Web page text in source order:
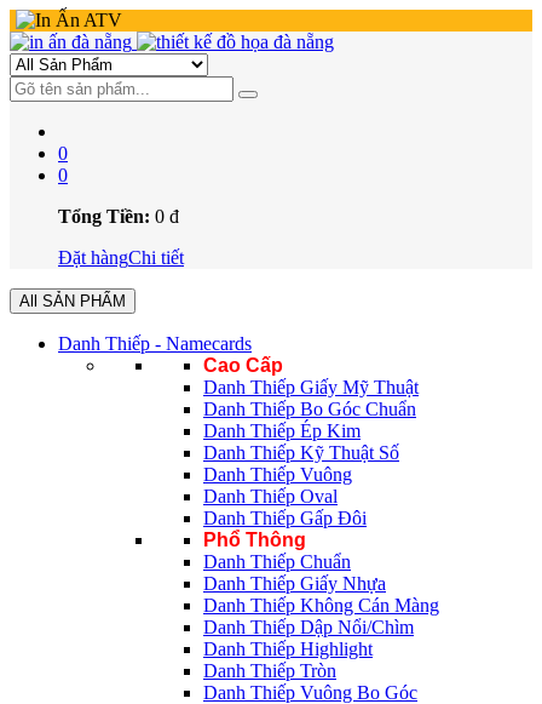
0
0
Tổng Tiền: 0 đ
Đặt hàngChi tiết
All SẢN PHẨM
Danh Thiếp - Namecards
Cao Cấp
Danh Thiếp Giấy Mỹ Thuật
Danh Thiếp Bo Góc Chuẩn
Danh Thiếp Ép Kim
Danh Thiếp Kỹ Thuật Số
Danh Thiếp Vuông
Danh Thiếp Oval
Danh Thiếp Gấp Đôi
Phổ Thông
Danh Thiếp Chuẩn
Danh Thiếp Giấy Nhựa
Danh Thiếp Không Cán Màng
Danh Thiếp Dập Nổi/Chìm
Danh Thiếp Highlight
Danh Thiếp Tròn
Danh Thiếp Vuông Bo Góc